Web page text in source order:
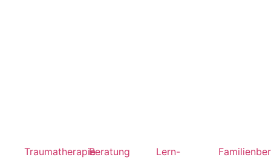
TraumatherapieBeratung
Lern-